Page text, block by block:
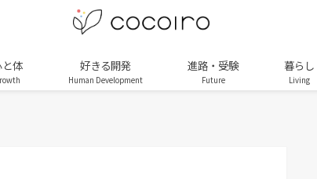
体 好きる開発
Human Development
進路・受験
Future
暮らし
Living